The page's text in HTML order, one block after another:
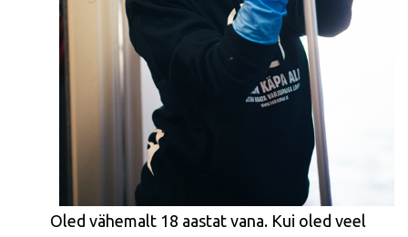
Oled vähemalt 18 aastat vana. Kui oled veel